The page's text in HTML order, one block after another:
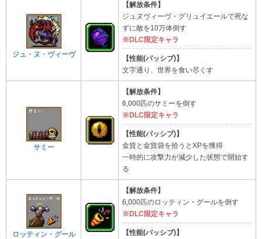
ジュ・ヌ・ヴィーヴ
【解放条件】
ジュヌヴィーヴ・グリュイエールで死な
ずに敵を10万体倒す
※DLC限定キャラ
【性能(パッシブ)】
文字通り、世界を食い尽くす
サミー
【解放条件】
6,000匹のサミーを倒す
※DLC限定キャラ
【性能(パッシブ)】
金貨と金貨袋を拾うとXPを獲得
一時的に攻撃力が減少した状態で開始す
る
ロッティン・グール
【解放条件】
6,000匹のロッティン・グールを倒す
※DLC限定キャラ
【性能(パッシブ)】